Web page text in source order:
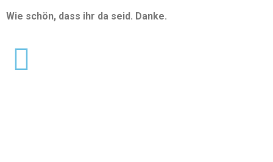
Wie schön, dass ihr da seid. Danke.